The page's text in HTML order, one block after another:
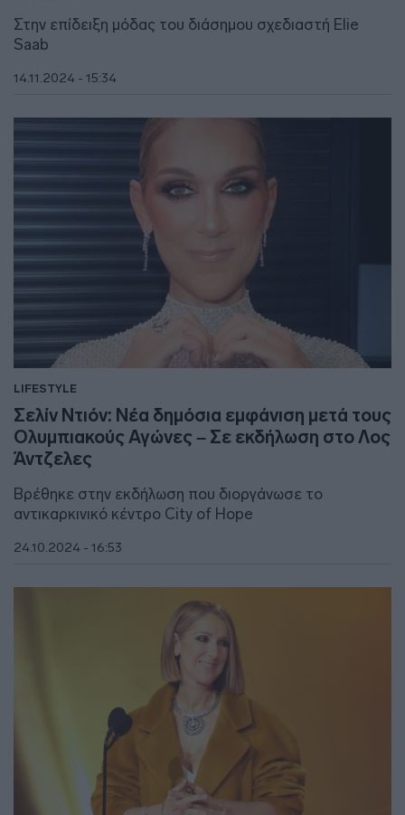
Στην επίδειξη μόδας του διάσημου σχεδιαστή Elie
Saab
14.11.2024 - 15:34
LIFESTYLE
Σελίν Ντιόν: Νέα δημόσια εμφάνιση μετά τους
Ολυμπιακούς Αγώνες – Σε εκδήλωση στο Λος
Άντζελες
Βρέθηκε στην εκδήλωση που διοργάνωσε το
αντικαρκινικό κέντρο City of Hope
24.10.2024 - 16:53